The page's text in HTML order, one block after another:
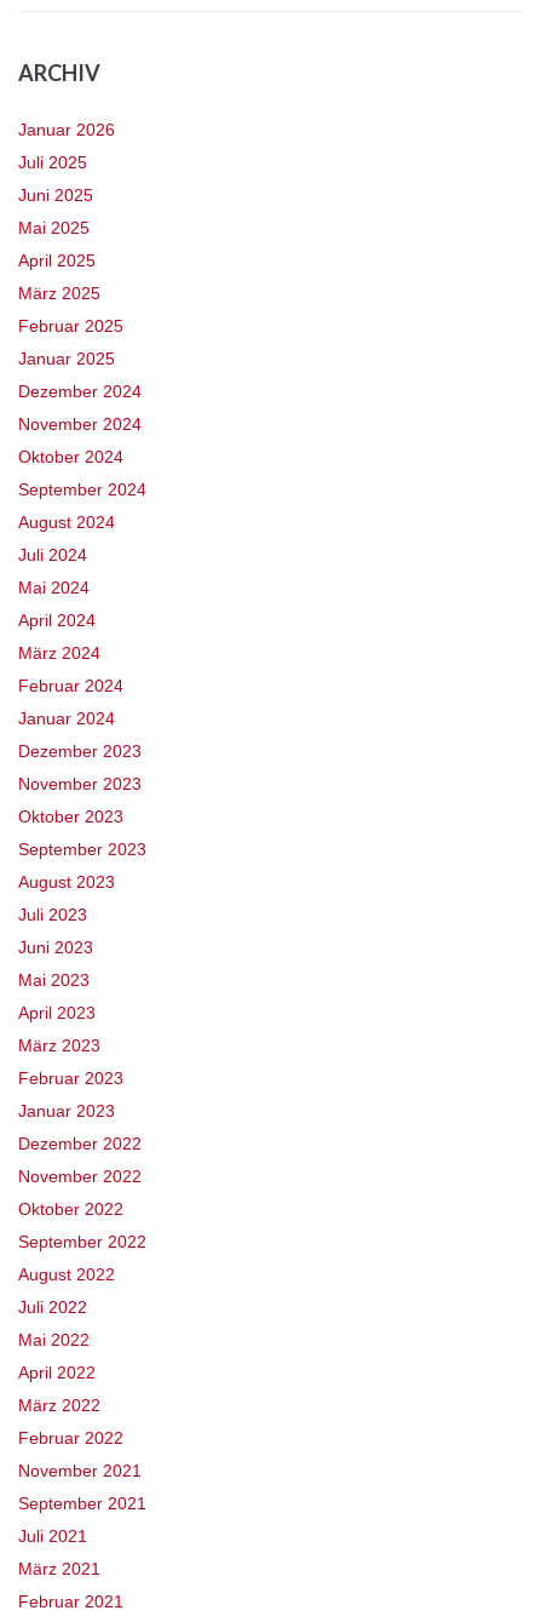
ARCHIV
Januar 2026
Juli 2025
Juni 2025
Mai 2025
April 2025
März 2025
Februar 2025
Januar 2025
Dezember 2024
November 2024
Oktober 2024
September 2024
August 2024
Juli 2024
Mai 2024
April 2024
März 2024
Februar 2024
Januar 2024
Dezember 2023
November 2023
Oktober 2023
September 2023
August 2023
Juli 2023
Juni 2023
Mai 2023
April 2023
März 2023
Februar 2023
Januar 2023
Dezember 2022
November 2022
Oktober 2022
September 2022
August 2022
Juli 2022
Mai 2022
April 2022
März 2022
Februar 2022
November 2021
September 2021
Juli 2021
März 2021
Februar 2021